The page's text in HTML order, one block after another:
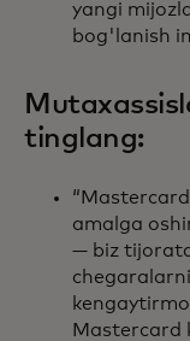
yangi
bog'lanish
tinglang:
amalga
— biz
Mastercard